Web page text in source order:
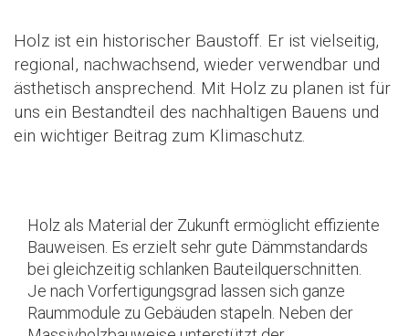
Holz ist ein historischer Baustoff. Er ist vielseitig,
regional, nachwachsend, wieder verwendbar und
ästhetisch ansprechend. Mit Holz zu planen ist für
uns ein Bestandteil des nachhaltigen Bauens und
ein wichtiger Beitrag zum Klimaschutz.
Holz als Material der Zukunft ermöglicht effiziente
Bauweisen. Es erzielt sehr gute Dämmstandards
bei gleichzeitig schlanken Bauteilquerschnitten.
Je nach Vorfertigungsgrad lassen sich ganze
Raummodule zu Gebäuden stapeln. Neben der